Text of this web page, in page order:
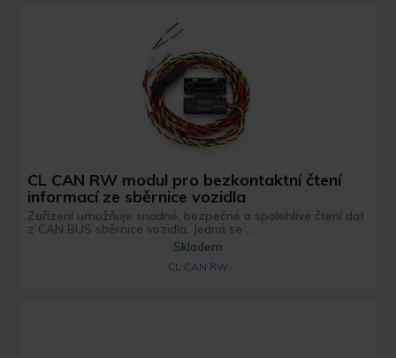
CL CAN RW modul pro bezkontaktní čtení
informací ze sběrnice vozidla
Zařízení umožňuje snadné, bezpečné a spolehlivé čtení dat
z CAN BUS sběrnice vozidla. Jedná se ...
Skladem
CL CAN RW